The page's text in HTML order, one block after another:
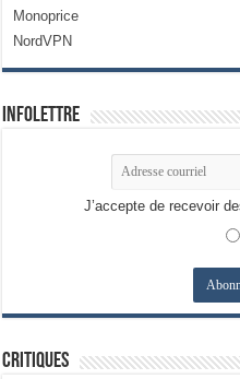
Monoprice
NordVPN
Infolettre
J’accepte de recevoir
Critiques